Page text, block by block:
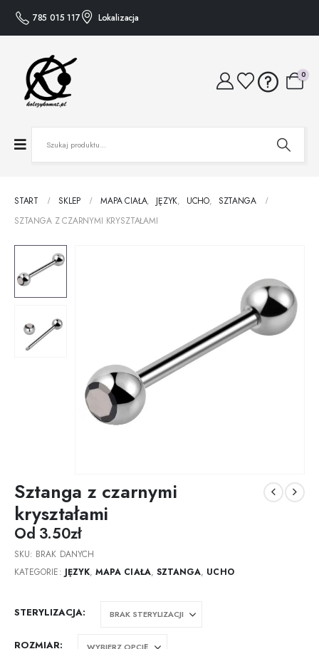
785 015 117 Lokalizacja
0
START SKLEP MAPA CIAŁA, JĘZYK, UCHO, SZTANGA
SZTANGA Z CZARNYMI KRYSZTAŁAMI
Sztanga z czarnymi
kryształami
Od 3.50zł
SKU: BRAK DANYCH
KATEGORIE: JĘZYK,MAPA CIAŁA, SZTANGA, UCHO
STERYLIZACJA
ROZMIAR